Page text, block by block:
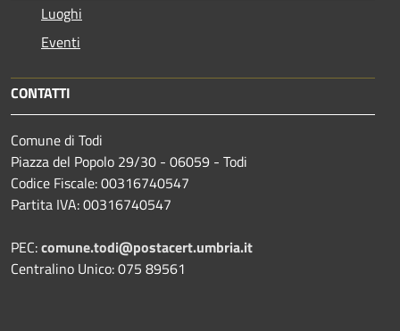
Luoghi
Eventi
CONTATTI
Comune di Todi
Piazza del Popolo 29/30 - 06059 - Todi
Codice Fiscale: 00316740547
Partita IVA: 00316740547
PEC:comune.todi@postacert.umbria.it
Centralino Unico: 075 89561